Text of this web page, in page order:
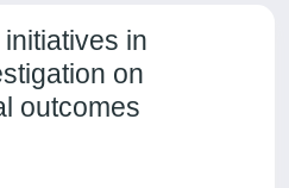
in
on
outcomes